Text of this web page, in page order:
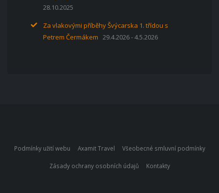
28.10.2025
Za vlakovými příběhy Švýcarska 1. třídou s
Petrem Čermákem 29.4.2026 - 4.5.2026
Podmínky užití webu Axamit Travel Všeobecné smluvní podmínky
Zásady ochrany osobních údajů Kontakty